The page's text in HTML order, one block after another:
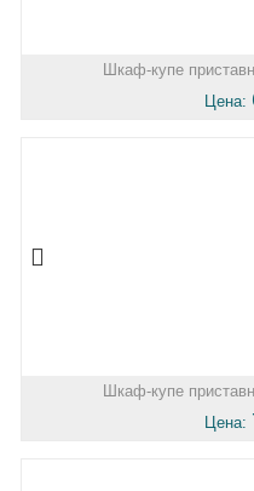
Шкаф-купе
Цена:
Шкаф-купе
Цена: